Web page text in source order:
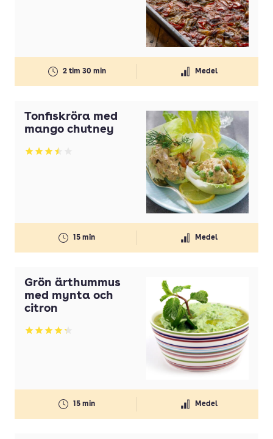
2 tim 30 min Medel
Tonfiskröra med
mango chutney
Betyg: 3.52 av 5
15 min Medel
Grön ärthummus
med mynta och
citron
Betyg: 4.29 av 5
15 min Medel